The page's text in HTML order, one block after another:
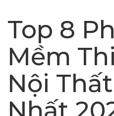
Top 8
Mềm
Nội